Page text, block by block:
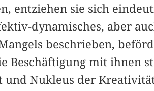
entziehen sie sich
dynamisches, aber
beschrieben,
Beschäftigung mit ihnen
und Nukleus der